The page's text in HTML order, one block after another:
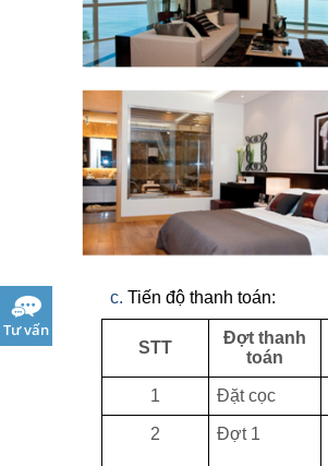
c. Tiến độ thanh toán:
STT
Đợt thanh
toán
1 Đặt cọc
2 Đợt 1
Tư vấn